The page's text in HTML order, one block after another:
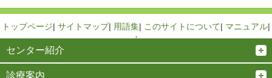
トップページ| サイトマップ| 用語集| このサイトについて| マニュアル|
↑
センター紹介
診療案内